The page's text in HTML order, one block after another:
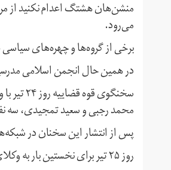
می‌رود.
برخی از گروه‌ها و چهره‌های
در همین حال انجمن اسلامی
محمد رجبی و سعید تمجیدی، سه نفر از
پس از انتشار این سخنان در
روز ۲۵ تیر برای نخستین بار به وکلای این سه نفر اجازه دسترسی به پرونده داده است.